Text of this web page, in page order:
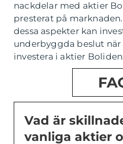
nackdelar med aktier
presterat på
dessa aspekter kan
underbyggda beslut
investera i aktier
Vad är
vanliga aktier